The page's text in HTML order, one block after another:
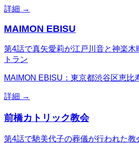
詳細 →
MAIMON EBISU
第4話で真矢愛莉が江戸川音と神楽木
トラン
MAIMON EBISU：東京都渋谷区恵比
詳細 →
前橋カトリック教会
第4話で馳美代子の葬儀が行われた教